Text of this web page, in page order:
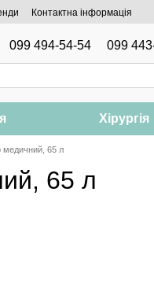
Контактна інформація
099 494-54-54 099
Хірургія
медичний, 65 л
65 л